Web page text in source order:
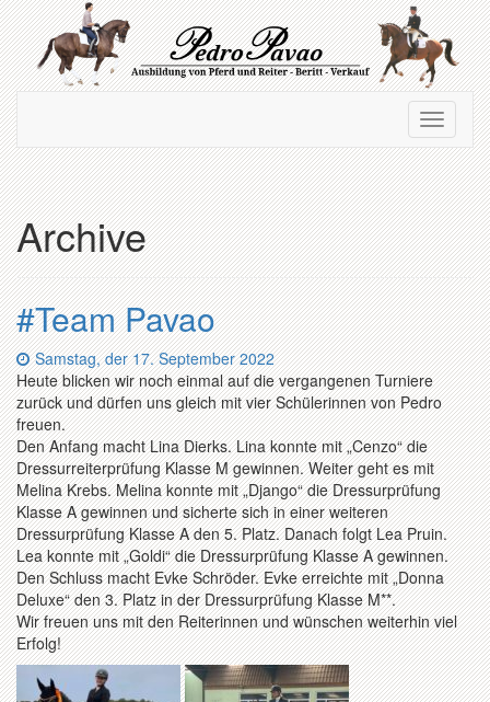
Zum
Hauptinhalt
springen
ein-/
Archive
#Team Pavao
Datum:
Samstag, der 17. September 2022
Heute blicken wir noch einmal auf die vergangenen Turniere
zurück und dürfen uns gleich mit vier Schülerinnen von Pedro
freuen.
Den Anfang macht Lina Dierks. Lina konnte mit „Cenzo“ die
Dressurreiterprüfung Klasse M gewinnen. Weiter geht es mit
Melina Krebs. Melina konnte mit „Django“ die Dressurprüfung
Klasse A gewinnen und sicherte sich in einer weiteren
Dressurprüfung Klasse A den 5. Platz. Danach folgt Lea Pruin.
Lea konnte mit „Goldi“ die Dressurprüfung Klasse A gewinnen.
Den Schluss macht Evke Schröder. Evke erreichte mit „Donna
Deluxe“ den 3. Platz in der Dressurprüfung Klasse M**.
Wir freuen uns mit den Reiterinnen und wünschen weiterhin viel
Erfolg!